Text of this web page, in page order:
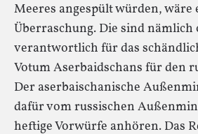
Meeres angespült würden, wäre
Überraschung. Die sind
verantwortlich für das
Votum Aserbaidschans für den
Der aserbaischanische
dafür vom russischen
heftige Vorwürfe anhören. Das